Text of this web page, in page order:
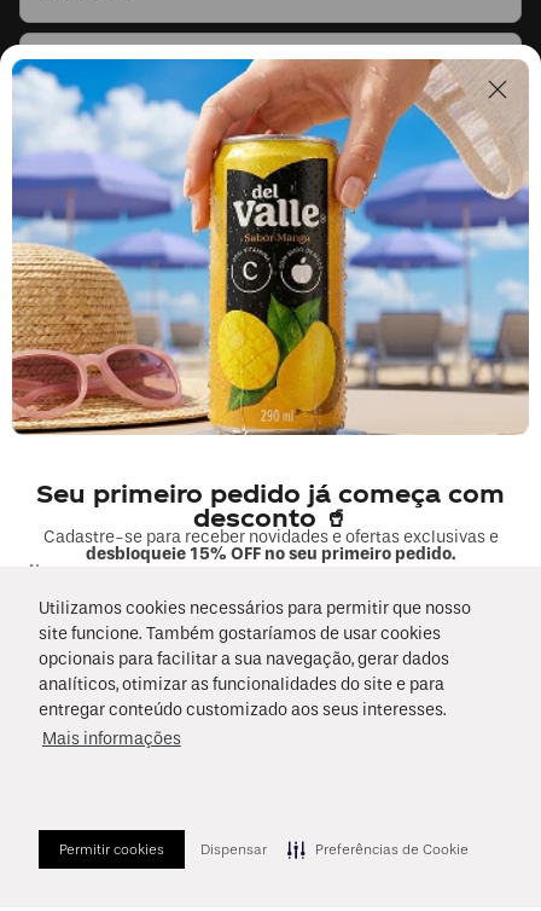
Utilizamos cookies necessários para permitir que nosso
site funcione. Também gostaríamos de usar cookies
opcionais para facilitar a sua navegação, gerar dados
analíticos, otimizar as funcionalidades do site e para
entregar conteúdo customizado aos seus interesses.
Mais informações
Permitir cookies Dispensar Preferências de Cookie
Seu primeiro pedido já começa com
desconto 🥤
Cadastre-se para receber novidades e ofertas exclusivas e
desbloqueie 15% OFF no seu primeiro pedido.
Nome
E-mail
Data de Nascimento
Cadastrar!
Li e concordo com osTermos & Condições Políticas de Privacidade
Segunda a sexta, das 9h às 17h.
Exceto feriados.
0800 023 5338
Fale sobre seu pedido
FORMAS DE PAGAMENTO E SEGURANÇA
Endereço: Rua André Rocha, n° 2.299, no município do Rio de Janeiro,
Estado do Rio de Janeiro, CEP: 22710-561